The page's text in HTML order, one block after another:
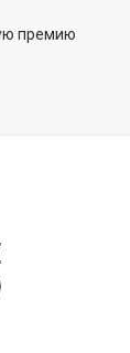
премию